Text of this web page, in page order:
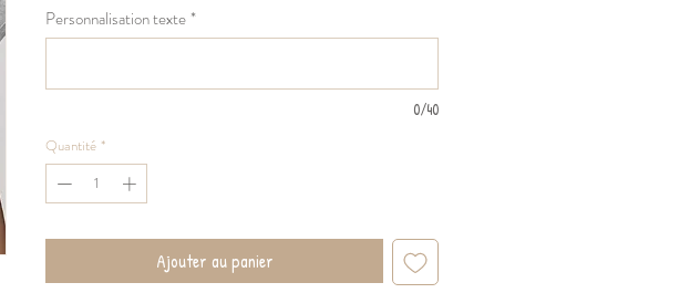
Personnalisation texte*
0/40
Quantité *
Ajouter au panier